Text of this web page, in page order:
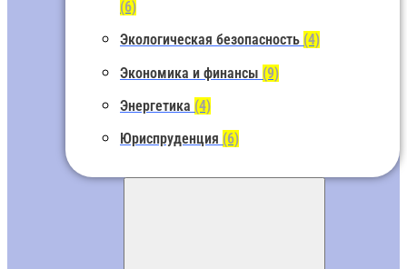
(6)
Экологическая безопасность (4)
Экономика и финансы (9)
Энергетика (4)
Юриспруденция (6)